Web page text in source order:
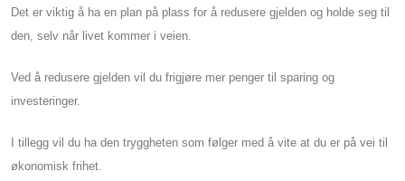
Det er viktig å ha en plan på plass for å redusere gjelden og holde seg til
den, selv når livet kommer i veien.
Ved å redusere gjelden vil du frigjøre mer penger til sparing og
investeringer.
I tillegg vil du ha den tryggheten som følger med å vite at du er på vei til
økonomisk frihet.